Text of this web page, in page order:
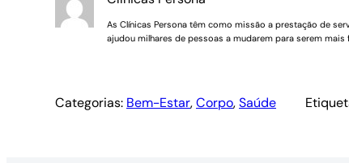
As Clínicas Persona têm como missão a prestação de
ajudou milhares de pessoas a mudarem para serem mais
Categorias: Bem-Estar, Corpo, Saúde